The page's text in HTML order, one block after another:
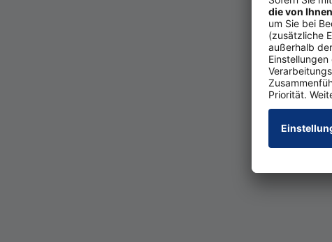
herum. Dazu
sicheren Online-
zum Beispiel eine
eine schnelle und
inklusive
Soll die